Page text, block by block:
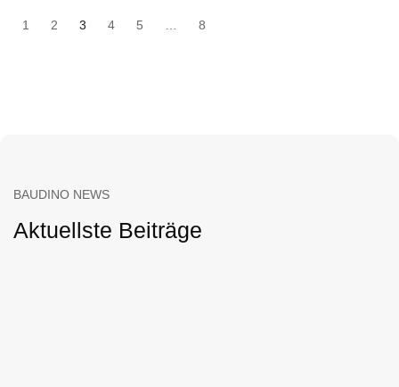
1 2 3 4 5 8
BAUDINO NEWS
Aktuellste Beiträge